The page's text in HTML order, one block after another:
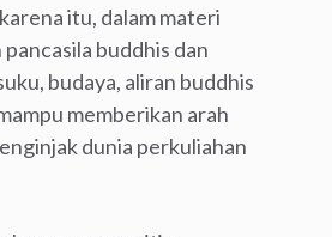
itu, dalam materi
buddhis dan
budaya, aliran buddhis
memberikan arah
dunia perkuliahan